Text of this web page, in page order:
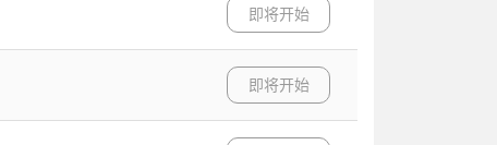
即将开始
即将开始